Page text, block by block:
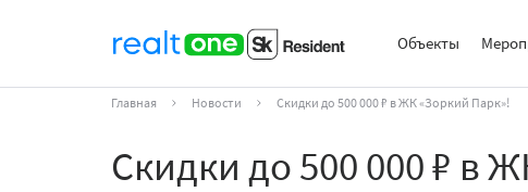
Объекты
Главная Новости Скидки до 500 000 ₽ в ЖК «Зоркий Парк»!
Скидки до 500 000 ₽ в